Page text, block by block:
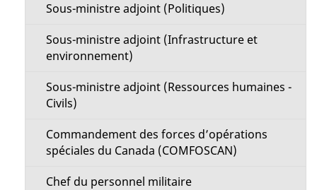
Sous-ministre adjoint (Politiques)
Sous-ministre adjoint (Infrastructure et
environnement)
Sous-ministre adjoint (Ressources humaines -
Civils)
Commandement des forces d’opérations
spéciales du Canada (COMFOSCAN)
Chef du personnel militaire